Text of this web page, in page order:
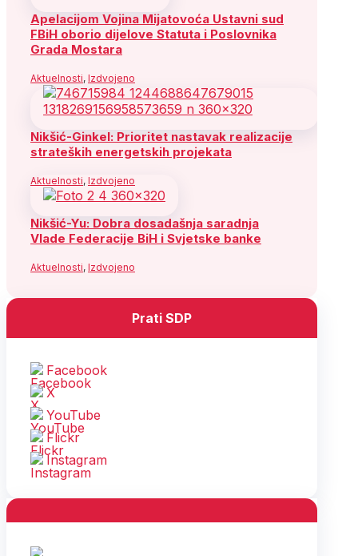
Apelacijom Vojina Mijatovoća Ustavni sud
FBiH oborio dijelove Statuta i Poslovnika
Grada Mostara
Aktuelnosti, Izdvojeno
Nikšić-Ginkel: Prioritet nastavak realizacije
strateških energetskih projekata
Aktuelnosti, Izdvojeno
Nikšić-Yu: Dobra dosadašnja saradnja
Vlade Federacije BiH i Svjetske banke
Aktuelnosti, Izdvojeno
Prati SDP
Facebook
X
YouTube
Flickr
Instagram